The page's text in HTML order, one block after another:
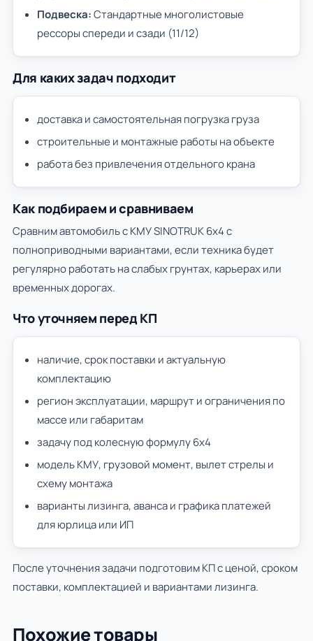
Подвеска:Стандартные многолистовые
рессоры спереди и сзади (11/12)
Для каких задач подходит
доставка и самостоятельная погрузка груза
строительные и монтажные работы на объекте
работа без привлечения отдельного крана
Как подбираем и сравниваем
Сравним автомобиль с КМУ SINOTRUK 6х4 с
полноприводными вариантами, если техника будет
регулярно работать на слабых грунтах, карьерах или
временных дорогах.
Что уточняем перед КП
наличие, срок поставки и актуальную
комплектацию
регион эксплуатации, маршрут и ограничения по
массе или габаритам
задачу под колесную формулу 6х4
модель КМУ, грузовой момент, вылет стрелы и
схему монтажа
варианты лизинга, аванса и графика платежей
для юрлица или ИП
После уточнения задачи подготовим КП с ценой, сроком
поставки, комплектацией и вариантами лизинга.
Похожие товары